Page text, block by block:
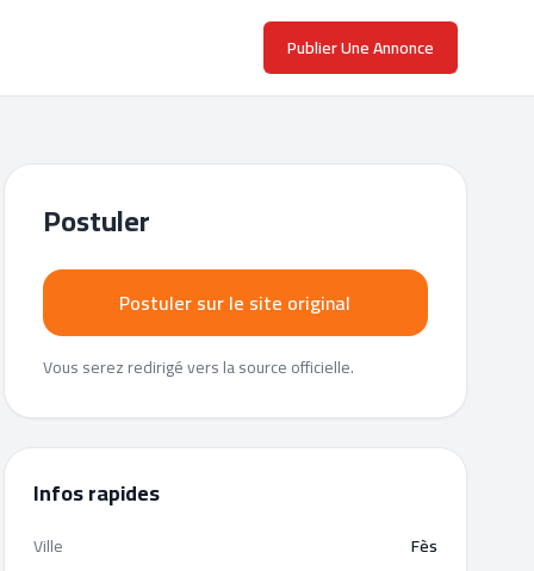
Publier Une Annonce
Postuler
Postuler sur le site original
Vous serez redirigé vers la source officielle.
Infos rapides
Ville
Fès